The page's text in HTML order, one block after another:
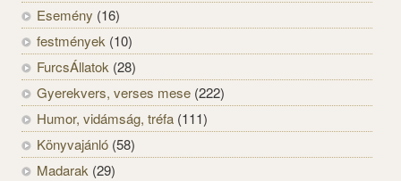
Esemény (16)
festmények (10)
FurcsÁllatok (28)
Gyerekvers, verses mese (222)
Humor, vidámság, tréfa (111)
Könyvajánló (58)
Madarak (29)